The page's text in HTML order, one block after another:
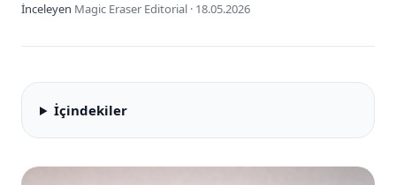
İnceleyen Magic Eraser Editorial · 18.05.2026
İçindekiler